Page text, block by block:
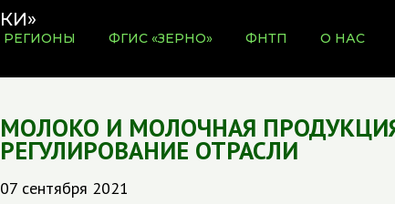
РЕГИОНЫ ФГИС «ЗЕРНО» ФНТП О НАС
МОЛОКО И МОЛОЧНАЯ
РЕГУЛИРОВАНИЕ ОТРАСЛИ
07 сентября 2021